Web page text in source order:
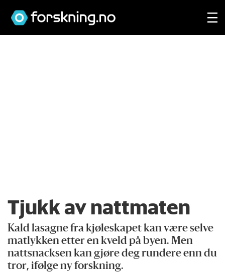
Tjukk av nattmaten
Kald lasagne fra kjøleskapet kan være selve
matlykken etter en kveld på byen. Men
nattsnacksen kan gjøre deg rundere enn du
tror, ifølge ny forskning.